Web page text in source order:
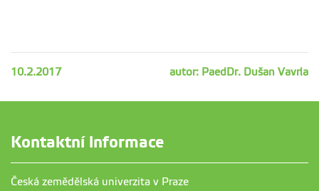
10.2.2017 autor: PaedDr. Dušan Vavrla
Kontaktní informace
Česká zemědělská univerzita v Praze